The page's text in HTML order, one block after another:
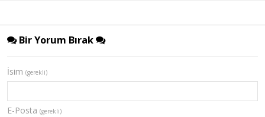
Bir Yorum Bırak
İsim (gerekli)
E-Posta (gerekli)